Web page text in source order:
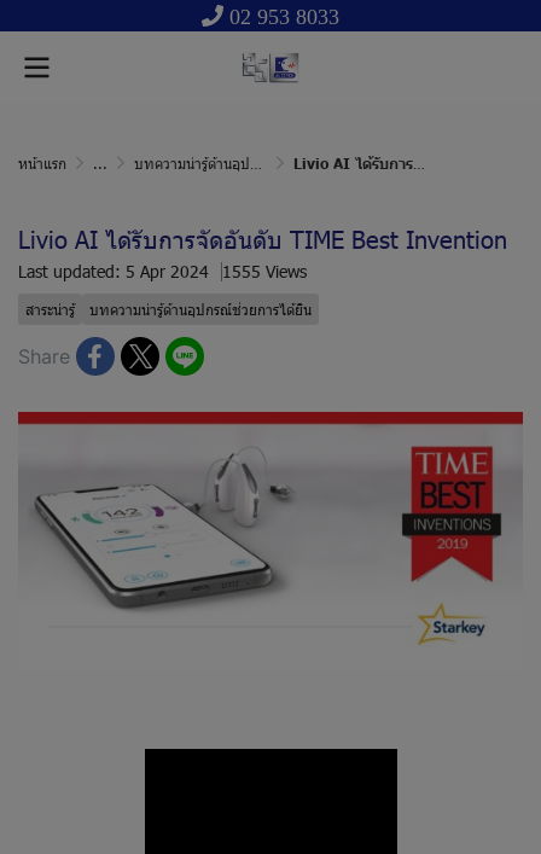
02 953 8033
หน้าแรก ... บทความน่ารู้ด้านอุปกรณ์ช่วยการได้ยิน Livio AI ได้รับการจัดอันดับ TIME Best Invention
Livio AI ได้รับการจัดอันดับ TIME Best Invention
Last updated: 5 Apr 2024 1555 Views
สาระน่ารู้ บทความน่ารู้ด้านอุปกรณ์ช่วยการได้ยิน
Share